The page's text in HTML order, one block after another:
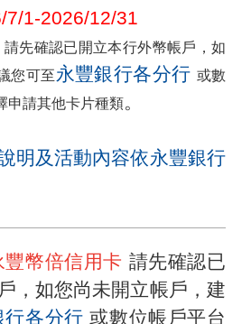
7/1-2026/12/31
先確認已開立本行外幣帳戶，如
您可至永豐銀行各分行 或數
申請其他卡片種類。
明及活動內容依永豐銀行
豐幣倍信用卡 請先確認已
，如您尚未開立帳戶，建
行各分行 或數位帳戶平台